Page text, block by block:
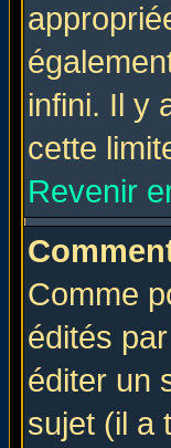
infini. Il y
cette
Revenir
Comme
édités
éditer un
sujet (il a